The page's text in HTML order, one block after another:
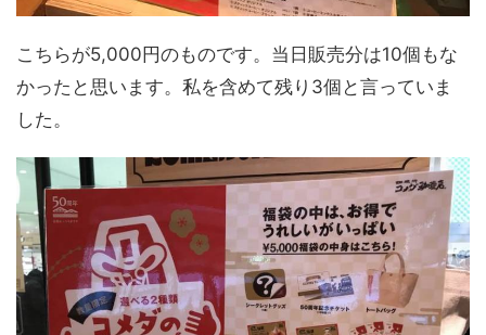
こちらが5,000円のものです。当日販売分は10個もな
かったと思います。私を含めて残り3個と言っていま
した。